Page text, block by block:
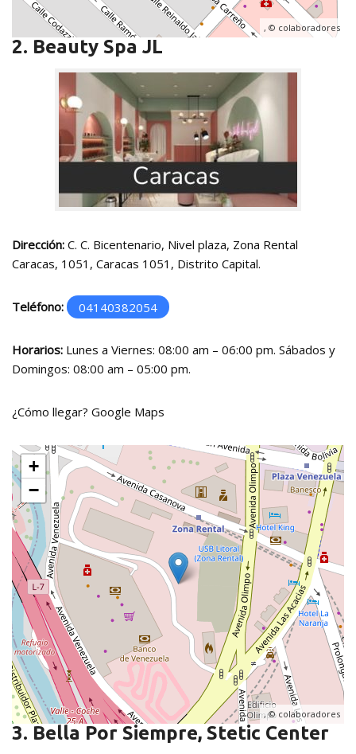
, © colaboradores
2. Beauty Spa JL
Dirección: C. C. Bicentenario, Nivel plaza, Zona Rental
Caracas, 1051, Caracas 1051, Distrito Capital.
Teléfono: 04140382054
Horarios: Lunes a Viernes: 08:00 am – 06:00 pm. Sábados y
Domingos: 08:00 am – 05:00 pm.
¿Cómo llegar? Google Maps
+
−
, © colaboradores
3. Bella Por Siempre, Stetic Center